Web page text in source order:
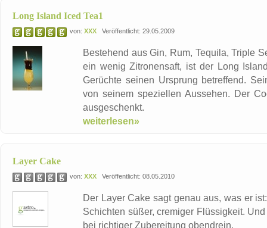
Long Island Iced Tea1
von: XXX Veröffentlicht: 29.05.2009
Bestehend aus Gin, Rum, Tequila, Triple
ein wenig Zitronensaft, ist der Long
Gerüchte seinen Ursprung betreffend.
von seinem speziellen Aussehen. Der
ausgeschenkt.
weiterlesen»
Layer Cake
von: XXX Veröffentlicht: 08.05.2010
Der Layer Cake sagt genau aus, was er
Schichten süßer, cremiger Flüssigkeit.
bei richtiger Zubereitung obendrein.